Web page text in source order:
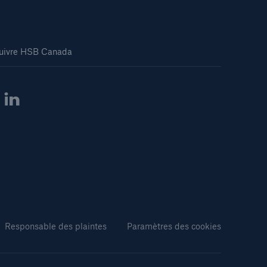
HSB Canada
Responsable des plaintes Paramètres des cookies